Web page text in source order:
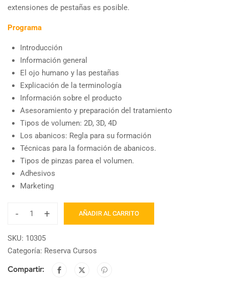
extensiones de pestañas es posible.
Programa
Introducción
Información general
El ojo humano y las pestañas
Explicación de la terminología
Información sobre el producto
Asesoramiento y preparación del tratamiento
Tipos de volumen: 2D, 3D, 4D
Los abanicos: Regla para su formación
Técnicas para la formación de abanicos.
Tipos de pinzas parea el volumen.
Adhesivos
Marketing
- + AÑADIR AL CARRITO
SKU: 10305
Categoría: Reserva Cursos
Compartir: